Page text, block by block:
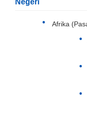
Negeri
Afrika